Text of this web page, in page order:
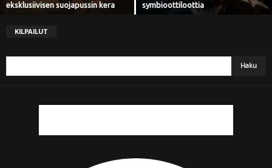
eksklusiivisen suojapussin kera
symbioottiloottia
KILPAILUT